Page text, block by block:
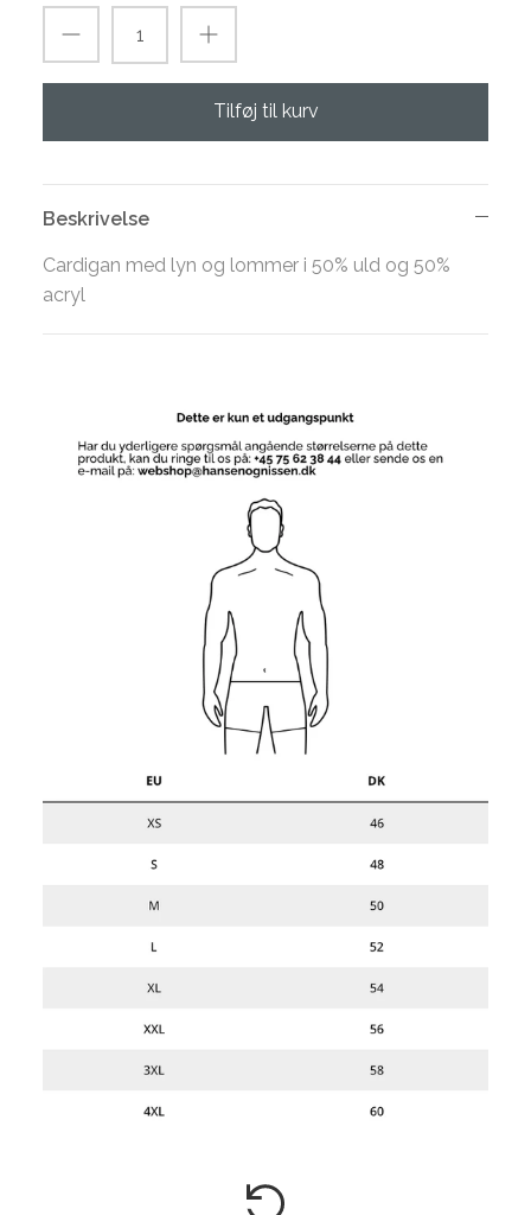
Tilføj til kurv
Beskrivelse
Cardigan med lyn og lommer i 50% uld og 50%
acryl